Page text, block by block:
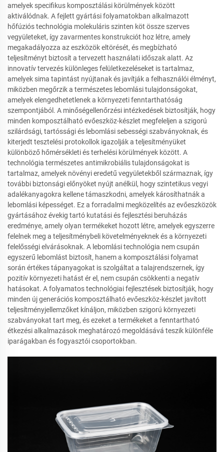
amelyek specifikus komposztálási körülmények között
aktiválódnak. A fejlett gyártási folyamatokban alkalmazott
hőfúziós technológia molekuláris szinten köt össze szerves
vegyületeket, így zavarmentes konstrukciót hoz létre, amely
megakadályozza az eszközök eltörését, és megbízható
teljesítményt biztosít a tervezett használati időszak alatt. Az
innovatív tervezés különleges felületkezeléseket is tartalmaz,
amelyek sima tapintást nyújtanak és javítják a felhasználói élményt,
miközben megőrzik a természetes lebomlási tulajdonságokat,
amelyek elengedhetetlenek a környezeti fenntarthatóság
szempontjából. A minőségellenőrzési intézkedések biztosítják, hogy
minden komposztálható evőeszköz-készlet megfeleljen a szigorú
szilárdsági, tartóssági és lebomlási sebességi szabványoknak, és
kiterjedt tesztelési protokollok igazolják a teljesítményüket
különböző hőmérsékleti és terhelési körülmények között. A
technológia természetes antimikrobiális tulajdonságokat is
tartalmaz, amelyek növényi eredetű vegyületekből származnak, így
további biztonsági előnyöket nyújt anélkül, hogy szintetikus vegyi
adalékanyagokra kellene támaszkodni, amelyek károsíthatnák a
lebomlási képességet. Ez a forradalmi megközelítés az evőeszközök
gyártásához évekig tartó kutatási és fejlesztési beruházás
eredménye, amely olyan termékeket hozott létre, amelyek egyszerre
felelnek meg a teljesítménybeli követelményeknek és a környezeti
felelősségi elvárásoknak. A lebomlási technológia nem csupán
egyszerű lebomlást biztosít, hanem a komposztálási folyamat
során értékes tápanyagokat is szolgáltat a talajrendszernek, így
pozitív környezeti hatást ér el, nem csupán csökkenti a negatív
hatásokat. A folyamatos technológiai fejlesztések biztosítják, hogy
minden új generációs komposztálható evőeszköz-készlet javított
teljesítményjellemzőket kínáljon, miközben szigorú környezeti
szabványokat tart meg, és ezeket a termékeket a fenntartható
étkezési alkalmazások meghatározó megoldásává teszik különféle
iparágakban és fogyasztói csoportokban.